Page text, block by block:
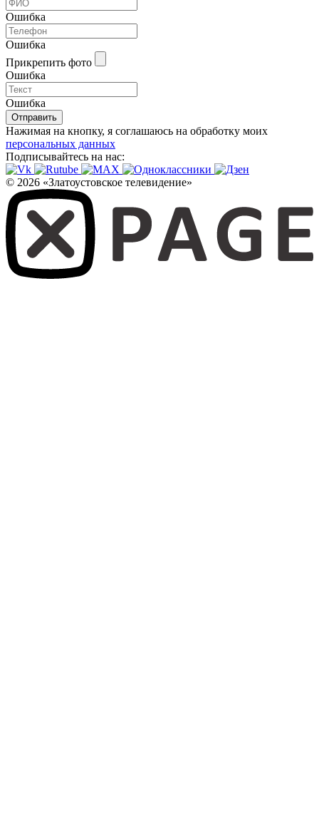
Ошибка
Ошибка
Прикрепить фото
Ошибка
Ошибка
Отправить
Нажимая на кнопку, я соглашаюсь на обработку моих
персональных данных
Подписывайтесь на нас:
© 2026 «Златоустовское телевидение»